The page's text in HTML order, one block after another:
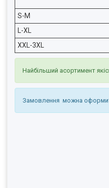
S-M
L-XL
XXL-3XL
Найбільший асортимент
Замовлення можна